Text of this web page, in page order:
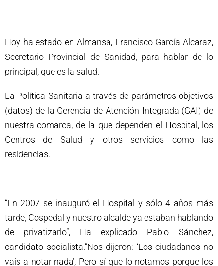
Hoy ha estado en Almansa, Francisco García Alcaraz,
Secretario Provincial de Sanidad, para hablar de lo
principal, que es la salud.
La Política Sanitaria a través de parámetros objetivos
(datos) de la Gerencia de Atención Integrada (GAI) de
nuestra comarca, de la que dependen el Hospital, los
Centros de Salud y otros servicios como las
residencias.
“En 2007 se inauguró el Hospital y sólo 4 años más
tarde, Cospedal y nuestro alcalde ya estaban hablando
de privatizarlo”, Ha explicado Pablo Sánchez,
candidato socialista.”Nos dijeron: ‘Los ciudadanos no
vais a notar nada’, Pero sí que lo notamos porque los